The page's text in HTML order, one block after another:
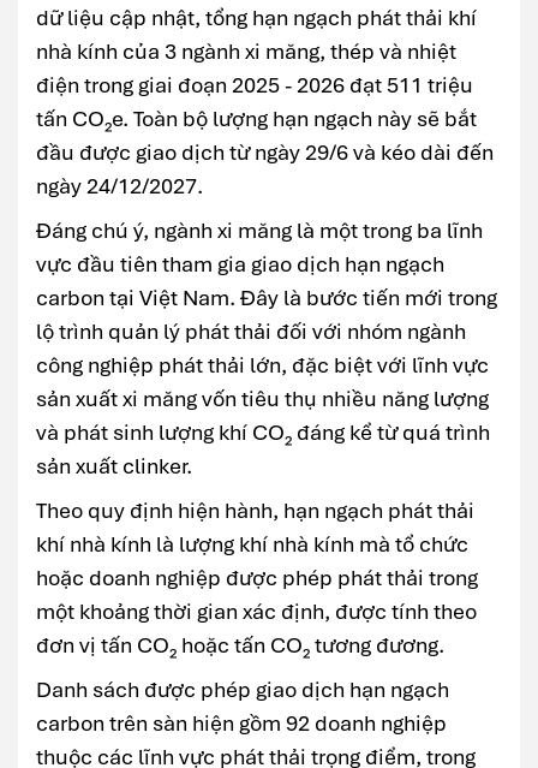
dữ liệu cập nhật, tổng hạn ngạch phát thải khí
nhà kính của 3 ngành xi măng, thép và nhiệt
điện trong giai đoạn 2025 - 2026 đạt 511 triệu
tấn CO₂e. Toàn bộ lượng hạn ngạch này sẽ bắt
đầu được giao dịch từ ngày 29/6 và kéo dài đến
ngày 24/12/2027.
Đáng chú ý, ngành xi măng là một trong ba lĩnh
vực đầu tiên tham gia giao dịch hạn ngạch
carbon tại Việt Nam. Đây là bước tiến mới trong
lộ trình quản lý phát thải đối với nhóm ngành
công nghiệp phát thải lớn, đặc biệt với lĩnh vực
sản xuất xi măng vốn tiêu thụ nhiều năng lượng
và phát sinh lượng khí CO₂ đáng kể từ quá trình
sản xuất clinker.
Theo quy định hiện hành, hạn ngạch phát thải
khí nhà kính là lượng khí nhà kính mà tổ chức
hoặc doanh nghiệp được phép phát thải trong
một khoảng thời gian xác định, được tính theo
đơn vị tấn CO₂ hoặc tấn CO₂ tương đương.
Danh sách được phép giao dịch hạn ngạch
carbon trên sàn hiện gồm 92 doanh nghiệp
thuộc các lĩnh vực phát thải trọng điểm, trong